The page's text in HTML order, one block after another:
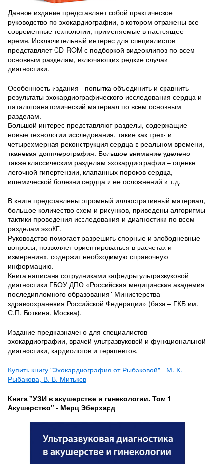
Данное издание представляет собой практическое
руководство по эхокардиографии, в котором отражены все
современные технологии, применяемые в настоящее
время. Исключительный интерес для специалистов
представляет CD-ROM с подборкой видеоклипов по всем
основным разделам, включающих редкие случаи
диагностики.
Особенность издания - попытка объединить и сравнить
результаты эхокардиографического исследования сердца и
паталогоанатомический материал по всем основным
разделам.
Большой интерес представляют разделы, содержащие
новые технологии исследования, такие как трех- и
четырехмерная реконструкция сердца в реальном времени,
тканевая допплерография. Большое внимание уделено
также классическим разделам эхокардиографии – оценке
легочной гипертензии, клапанных пороков сердца,
ишемической болезни сердца и ее осложнений и т.д.
В книге представлены огромный иллюстративный материал,
большое количество схем и рисунков, приведены алгоритмы
тактики проведения исследования и диагностики по всем
разделам эхоКГ.
Руководство помогает разрешить спорные и злободневные
вопросы, позволяет ориентироваться в расчетах и
измерениях, содержит необходимую справочную
информацию.
Книга написана сотрудниками кафедры ультразвуковой
диагностики ГБОУ ДПО «Российская медицинская академия
последипломного образования'' Министерства
здравоохранения Российской Федерации» (база – ГКБ им.
С.П. Боткина, Москва).
Издание предназначено для специалистов
эхокардиографии, врачей ультразвуковой и функциональной
диагностики, кардиологов и терапевтов.
Купить книгу "Эхокардиография от Рыбаковой" - М. К.
Рыбакова, В. В. Митьков
Книга "УЗИ в акушерстве и гинекологии. Том 1
Акушерство" - Мерц Эберхард